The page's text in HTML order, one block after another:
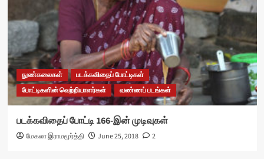
நுண்கலைகள்
படக்கவிதைப் போட்டிகள்
போட்டிகளின் வெற்றியாளர்கள்
வண்ணப் படங்கள்
படக்கவிதைப் போட்டி 166-இன் முடிவுகள்
மேகலா இராமமூர்த்தி June 25, 2018 2